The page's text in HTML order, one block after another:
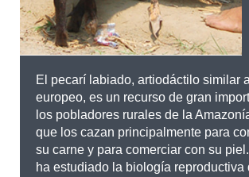
El pecarí labiado, artiodáctilo similar
europeo, es un recurso de gran
los pobladores rurales de la
que los cazan principalmente para
su carne y para comerciar con su
ha estudiado la biología reproductiva